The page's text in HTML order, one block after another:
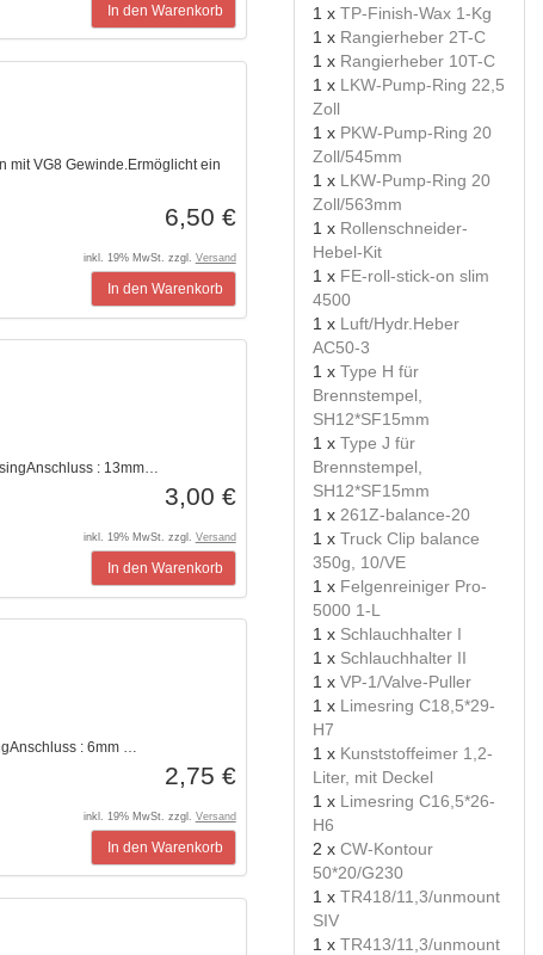
In den Warenkorb
mit VG8 Gewinde.Ermöglicht ein
6,50 €
inkl. 19% MwSt. zzgl. Versand
In den Warenkorb
: 13mm…
3,00 €
inkl. 19% MwSt. zzgl. Versand
In den Warenkorb
: 6mm …
2,75 €
inkl. 19% MwSt. zzgl. Versand
In den Warenkorb
1 x TP-Finish-Wax 1-Kg
1 x Rangierheber 2T-C
1 x Rangierheber 10T-C
1 x LKW-Pump-Ring 22,5
Zoll
1 x PKW-Pump-Ring 20
Zoll/545mm
1 x LKW-Pump-Ring 20
Zoll/563mm
1 x Rollenschneider-
Hebel-Kit
1 x FE-roll-stick-on slim
4500
1 x Luft/Hydr.Heber
AC50-3
1 x Type H für
Brennstempel,
SH12*SF15mm
1 x Type J für
Brennstempel,
SH12*SF15mm
1 x 261Z-balance-20
1 x Truck Clip balance
350g, 10/VE
1 x Felgenreiniger Pro-
5000 1-L
1 x Schlauchhalter I
1 x Schlauchhalter II
1 x VP-1/Valve-Puller
1 x Limesring C18,5*29-
H7
1 x Kunststoffeimer 1,2-
Liter, mit Deckel
1 x Limesring C16,5*26-
H6
2 x CW-Kontour
50*20/G230
1 x TR418/11,3/unmount
SIV
1 x TR413/11,3/unmount